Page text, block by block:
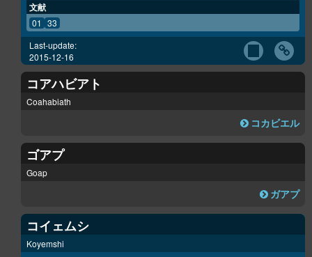
文献
01 33
Last-update:
2015-12-16
コアハビアト
Coahabiath
コカビエル
ゴアプ
Goap
ガアプ
コイェムシ
Koyemshi